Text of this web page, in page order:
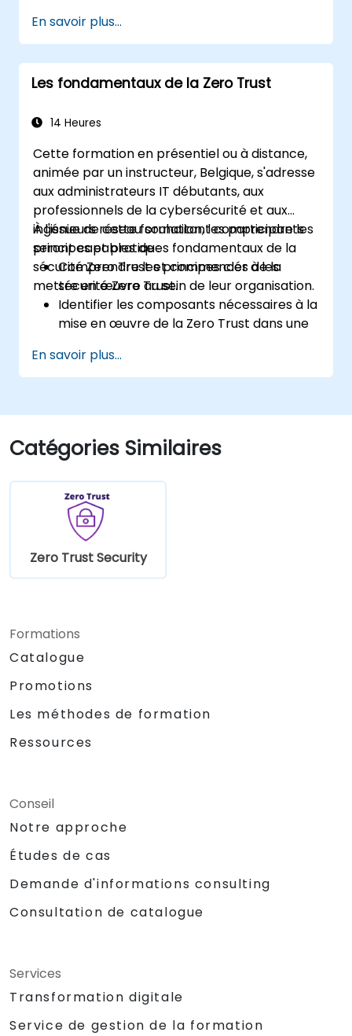
microservices avec un service mesh et
surveiller les politiques Zero Trust.
En savoir plus...
Les fondamentaux de la Zero Trust
14 Heures
Cette formation en présentiel ou à distance,
animée par un instructeur, Belgique, s'adresse
aux administrateurs IT débutants, aux
professionnels de la cybersécurité et aux
ingénieurs réseau souhaitant comprendre les
principes et pratiques fondamentaux de la
sécurité Zero Trust et commencer à les
mettre en œuvre au sein de leur organisation.
À l'issue de cette formation, les participants
seront capables de :
Comprendre les principes clés de la
sécurité Zero Trust.
Identifier les composants nécessaires à la
mise en œuvre de la Zero Trust dans une
Mettre en œuvre la segmentation du
réseau et les contrôles d'accès de type
Évaluer les modèles de sécurité actuels et
comprendre comment la Zero Trust peut
les améliorer.
pour protéger efficacement les données
et les ressources.
En savoir plus...
Catégories Similaires
Zero Trust Security
Formations
Catalogue
Promotions
Les méthodes de formation
Ressources
Conseil
Notre approche
Études de cas
Demande d'informations consulting
Consultation de catalogue
Services
Transformation digitale
Service de gestion de la formation